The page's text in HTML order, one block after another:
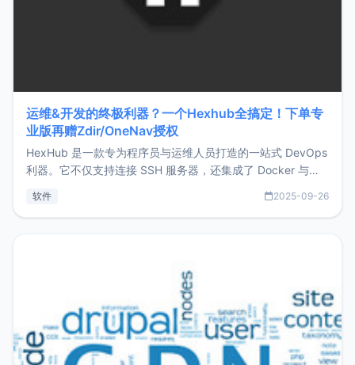
运维&开发的终极利器？一个Hexhub全搞定！下单专
业版再赠Zdir/OneNav授权
HexHub 是一款专为程序员与运维人员打造的一站式 DevOps
利器。它不仅支持连接 SSH 服务器，还集成了 Docker 与常
件间频繁切换，仅凭 HexHub 即可同时搞定运维与数据库操
软件 2025-09-26